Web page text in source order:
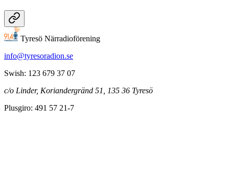
Tyresö Närradioförening
info@tyresoradion.se
Swish: 123 679 37 07
c/o Linder, Koriandergränd 51, 135 36 Tyresö
Plusgiro: 491 57 21-7